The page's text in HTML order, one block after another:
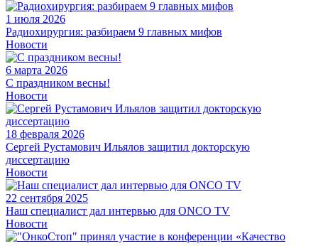
1 июля 2026
Радиохирургия: разбираем 9 главных мифов
Новости
6 марта 2026
С праздником весны!
Новости
18 февраля 2026
Сергей Рустамович Ильялов защитил докторскую
диссертацию
Новости
22 сентября 2025
Наш специалист дал интервью для ONCO TV
Новости